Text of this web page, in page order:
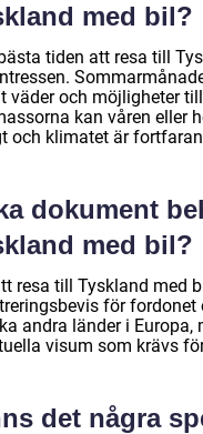
med bil?
tiden att resa till
väder och möjligheter
kan våren eller
och klimatet är
dokument
med bil?
resa till Tyskland med
för
andra länder i
visum som krävs
det några